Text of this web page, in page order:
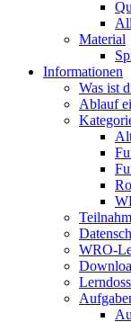
Material
Informationen
Was ist
Ablauf
WRO-